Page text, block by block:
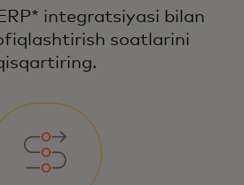
integratsiyasi bilan
soatlarini